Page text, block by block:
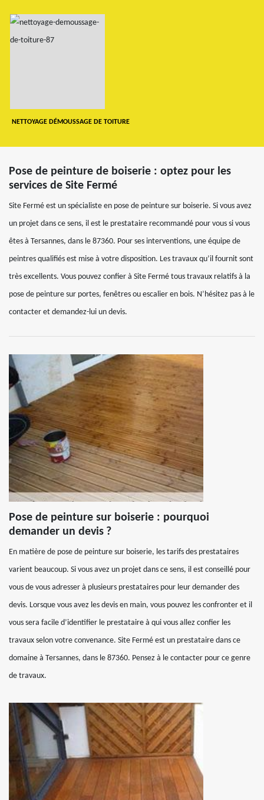
NETTOYAGE DÉMOUSSAGE DE TOITURE
Pose de peinture de boiserie : optez pour les
services de Site Fermé
Site Fermé est un spécialiste en pose de peinture sur boiserie. Si vous avez
un projet dans ce sens, il est le prestataire recommandé pour vous si vous
êtes à Tersannes, dans le 87360. Pour ses interventions, une équipe de
peintres qualifiés est mise à votre disposition. Les travaux qu’il fournit sont
très excellents. Vous pouvez confier à Site Fermé tous travaux relatifs à la
pose de peinture sur portes, fenêtres ou escalier en bois. N’hésitez pas à le
contacter et demandez-lui un devis.
Pose de peinture sur boiserie : pourquoi
demander un devis ?
En matière de pose de peinture sur boiserie, les tarifs des prestataires
varient beaucoup. Si vous avez un projet dans ce sens, il est conseillé pour
vous de vous adresser à plusieurs prestataires pour leur demander des
devis. Lorsque vous avez les devis en main, vous pouvez les confronter et il
vous sera facile d’identifier le prestataire à qui vous allez confier les
travaux selon votre convenance. Site Fermé est un prestataire dans ce
domaine à Tersannes, dans le 87360. Pensez à le contacter pour ce genre
de travaux.